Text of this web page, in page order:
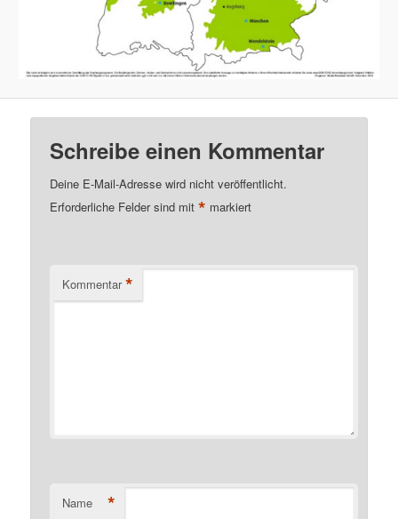
Schreibe einen Kommentar
Deine E-Mail-Adresse wird nicht veröffentlicht.
Erforderliche Felder sind mit* markiert
Kommentar *
Name *